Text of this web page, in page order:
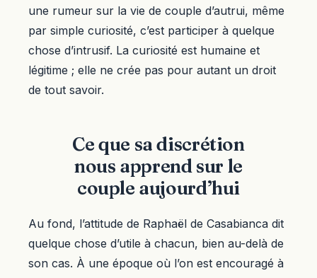
une rumeur sur la vie de couple d’autrui, même
par simple curiosité, c’est participer à quelque
chose d’intrusif. La curiosité est humaine et
légitime ; elle ne crée pas pour autant un droit
de tout savoir.
Ce que sa discrétion
nous apprend sur le
couple aujourd’hui
Au fond, l’attitude de Raphaël de Casabianca dit
quelque chose d’utile à chacun, bien au-delà de
son cas. À une époque où l’on est encouragé à